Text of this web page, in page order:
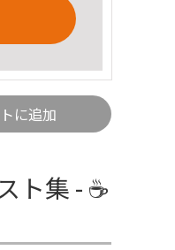
に追加
ト集 - ☕️